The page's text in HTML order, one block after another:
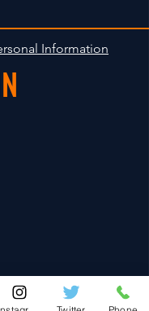
the stock is
days. Shipment to
will be shipment
Information